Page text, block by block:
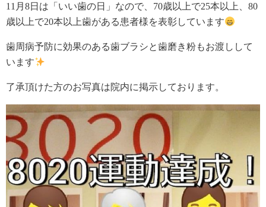
11月8日は「いい歯の日」なので、70歳以上で25本以上、80
歳以上で20本以上歯がある患者様を表彰しています
歯周病予防に効果のある歯ブラシと歯磨き粉もお渡しして
います
了承頂けた方のお写真は院内に掲示しております。